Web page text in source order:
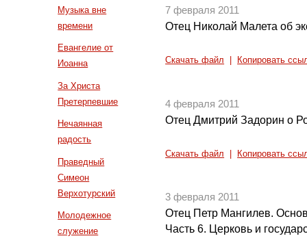
Музыка вне
времени
Евангелие от
Иоанна
За Христа
Претерпевшие
Нечаянная
радость
Праведный
Симеон
Верхотурский
Молодежное
служение
7 февраля 2011
Отец Николай Малета об
Скачать файл Копировать
4 февраля 2011
Отец Дмитрий Задорин о
Скачать файл Копировать
3 февраля 2011
Отец Петр Мангилев.
Часть 6. Церковь и